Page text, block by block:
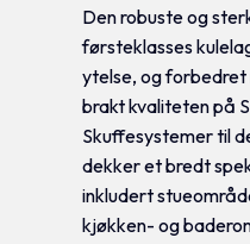
Den robuste og
førsteklasses
ytelse, og
brakt kvaliteten på
Skuffesystemer til
dekker et bredt
inkludert
kjøkken- og